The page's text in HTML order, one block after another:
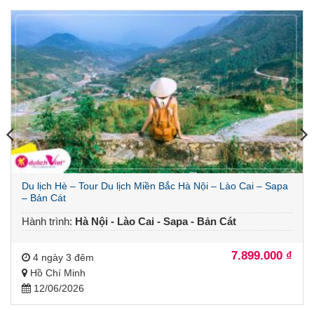
Du lịch Hè – Tour Du lịch Miền Bắc Hà Nội – Lào Cai – Sapa
– Bản Cát
Hành trình: Hà Nội - Lào Cai - Sapa - Bản Cát
4 ngày 3 đêm
Hồ Chí Minh
12/06/2026
7.899.000 ₫